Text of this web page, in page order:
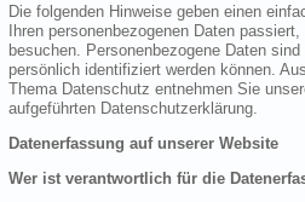
Die folgenden Hinweise geben einen
Ihren personenbezogenen Daten
besuchen. Personenbezogene Daten
persönlich identifiziert werden können.
Thema Datenschutz entnehmen Sie
aufgeführten Datenschutzerklärung.
Datenerfassung auf unserer Website
Wer ist verantwortlich für die